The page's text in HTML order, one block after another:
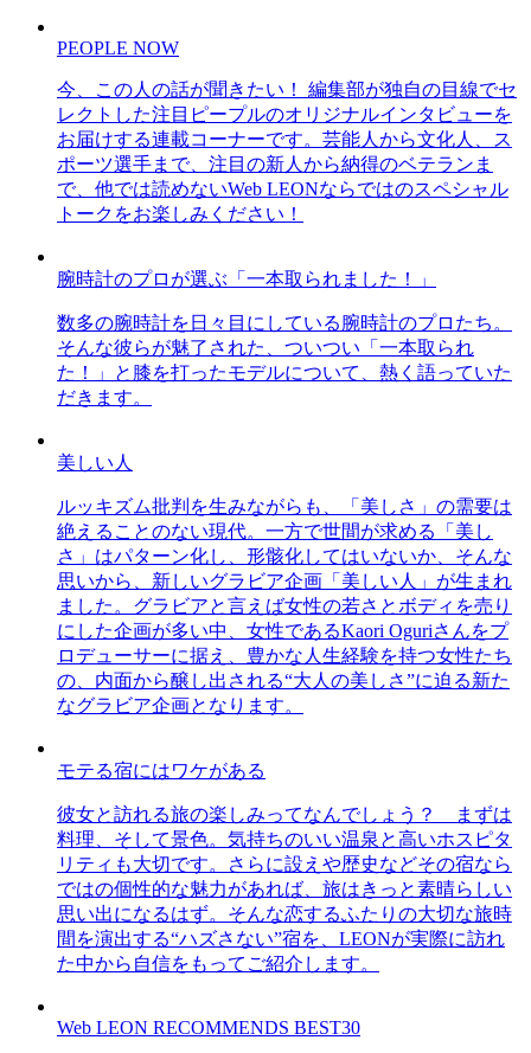
PEOPLE NOW
今、この人の話が聞きたい！ 編集部が独自の目線でセ
レクトした注目ピープルのオリジナルインタビューを
お届けする連載コーナーです。芸能人から文化人、ス
ポーツ選手まで、注目の新人から納得のベテランま
で、他では読めないWeb LEONならではのスペシャル
トークをお楽しみください！
腕時計のプロが選ぶ「一本取られました！」
数多の腕時計を日々目にしている腕時計のプロたち。
そんな彼らが魅了された、ついつい「一本取られ
た！」と膝を打ったモデルについて、熱く語っていた
だきます。
美しい人
ルッキズム批判を生みながらも、「美しさ」の需要は
絶えることのない現代。一方で世間が求める「美し
さ」はパターン化し、形骸化してはいないか、そんな
思いから、新しいグラビア企画「美しい人」が生まれ
ました。グラビアと言えば女性の若さとボディを売り
にした企画が多い中、女性であるKaori Oguriさんをプ
ロデューサーに据え、豊かな人生経験を持つ女性たち
の、内面から醸し出される“大人の美しさ”に迫る新た
なグラビア企画となります。
モテる宿にはワケがある
彼女と訪れる旅の楽しみってなんでしょう？ まずは
料理、そして景色。気持ちのいい温泉と高いホスピタ
リティも大切です。さらに設えや歴史などその宿なら
ではの個性的な魅力があれば、旅はきっと素晴らしい
思い出になるはず。そんな恋するふたりの大切な旅時
間を演出する“ハズさない”宿を、LEONが実際に訪れ
た中から自信をもってご紹介します。
Web LEON RECOMMENDS BEST30